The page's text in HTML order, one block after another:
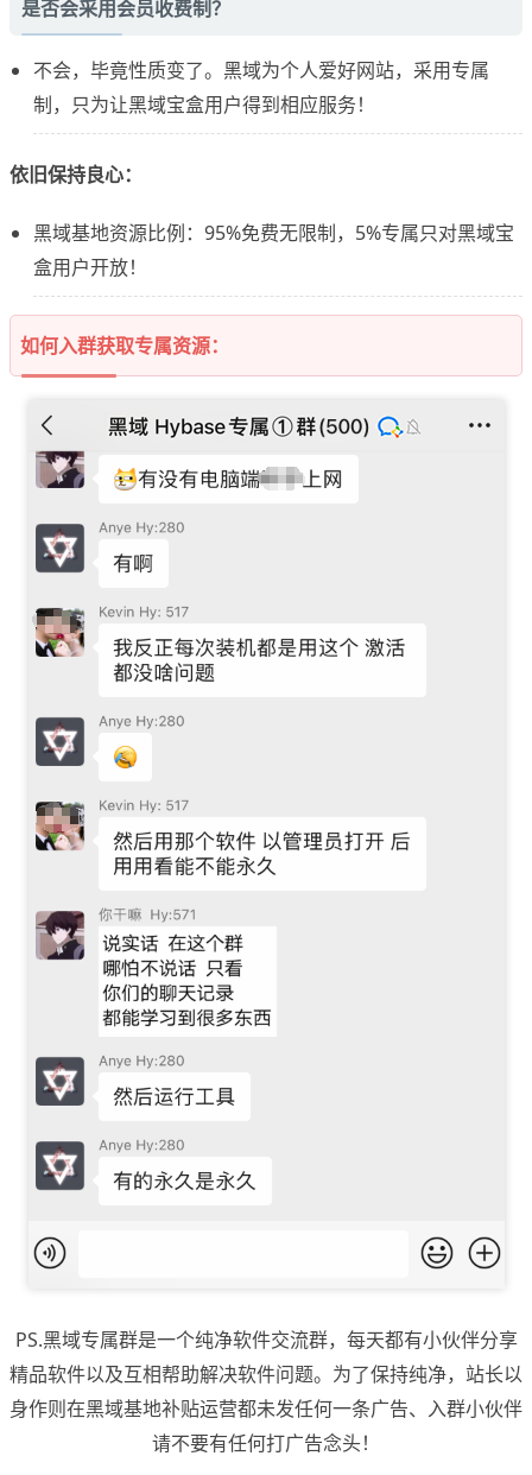
是否会采用会员收费制？
不会，毕竟性质变了。黑域为个人爱好网站，采用专属
制，只为让黑域宝盒用户得到相应服务！
依旧保持良心：
黑域基地资源比例：95%免费无限制，5%专属只对黑域宝
盒用户开放！
如何入群获取专属资源：
PS.黑域专属群是一个纯净软件交流群，每天都有小伙伴分享
精品软件以及互相帮助解决软件问题。为了保持纯净，站长以
身作则在黑域基地补贴运营都未发任何一条广告、入群小伙伴
请不要有任何打广告念头！